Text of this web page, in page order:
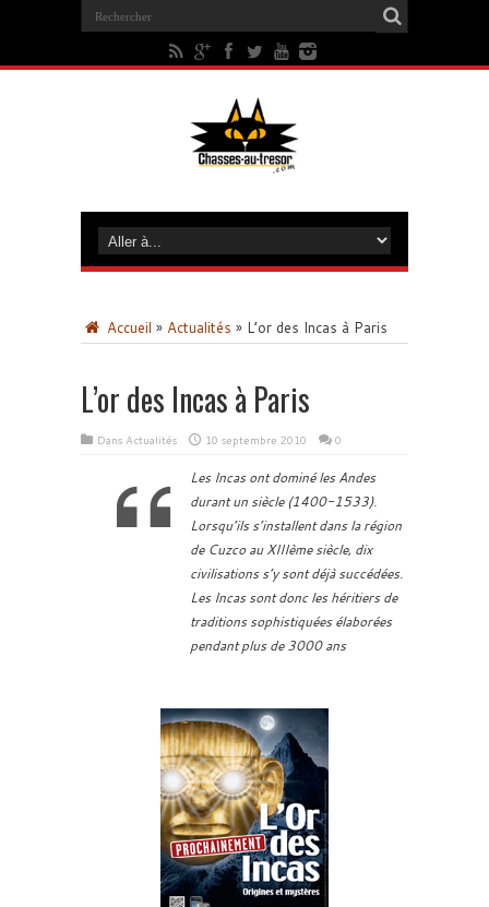
Accueil » Actualités » L’or des Incas à Paris
L’or des Incas à Paris
Dans Actualités 10 septembre 2010 0
Les Incas ont dominé les Andes
durant un siècle (1400-1533).
Lorsqu’ils s’installent dans la région
de Cuzco au XIIIème siècle, dix
civilisations s’y sont déjà succédées.
Les Incas sont donc les héritiers de
traditions sophistiquées élaborées
pendant plus de 3000 ans